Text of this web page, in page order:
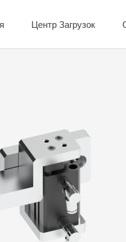
Центр Загрузок